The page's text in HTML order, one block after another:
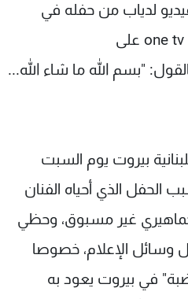
لدياب من حفله في
بيروت، شاركته من صفحة one tv على
"بسم الله ما شاء الله...
بيروت يوم السبت
الحفل الذي أحياه الفنان
غير مسبوق، وحظي
وسائل الإعلام، خصوصا
في بيروت يعود به